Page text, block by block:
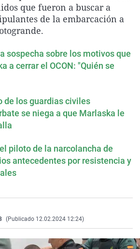
La rosa de los vientos
Gente viajera
Caso
Retornados
Operación Viuda
Extremadura
Galicia
Navarra
Virales
Televisión
que fueron a buscar a
de la embarcación a
sospecha sobre los motivos que
a cerrar el OCON: "Quién se
de los guardias civiles
se niega a que Marlaska le
piloto de la narcolancha de
antecedentes por resistencia y
(Publicado 12.02.2024 12:24)